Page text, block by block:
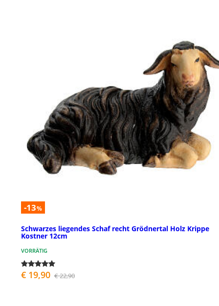
-13%
Schwarzes liegendes Schaf recht Grödnertal Holz Krippe
Kostner 12cm
VORRÄTIG
€ 19,90 € 22,90